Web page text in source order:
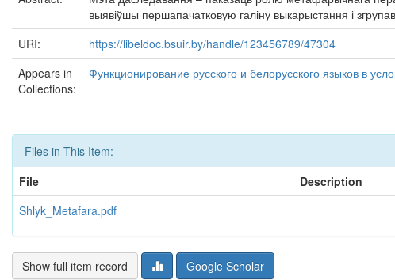
выявіўшы першапачатковую галіну выкарыстання і
URI:
https://libeldoc.bsuir.by/handle/123456789/47304
Appears in
Collections:
Функционирование русского и белорусского языков в
Files in This Item:
File
Description
Shlyk_Metafara.pdf
Show full item record Google Scholar